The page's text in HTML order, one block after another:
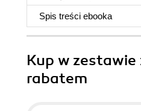
Spis treści ebooka
Kup w
rabatem